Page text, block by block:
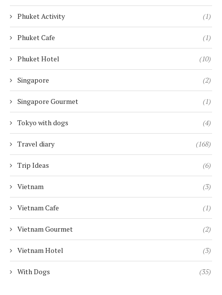
Phuket Activity (1)
Phuket Cafe (1)
Phuket Hotel (10)
Singapore (2)
Singapore Gourmet (1)
Tokyo with dogs (4)
Travel diary (168)
Trip Ideas (6)
Vietnam (3)
Vietnam Cafe (1)
Vietnam Gourmet (2)
Vietnam Hotel (3)
With Dogs (35)